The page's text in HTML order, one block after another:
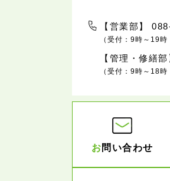
【営業部】
（受付：9時～19
【管理・修繕
（受付：9時～18
お問い合わせ